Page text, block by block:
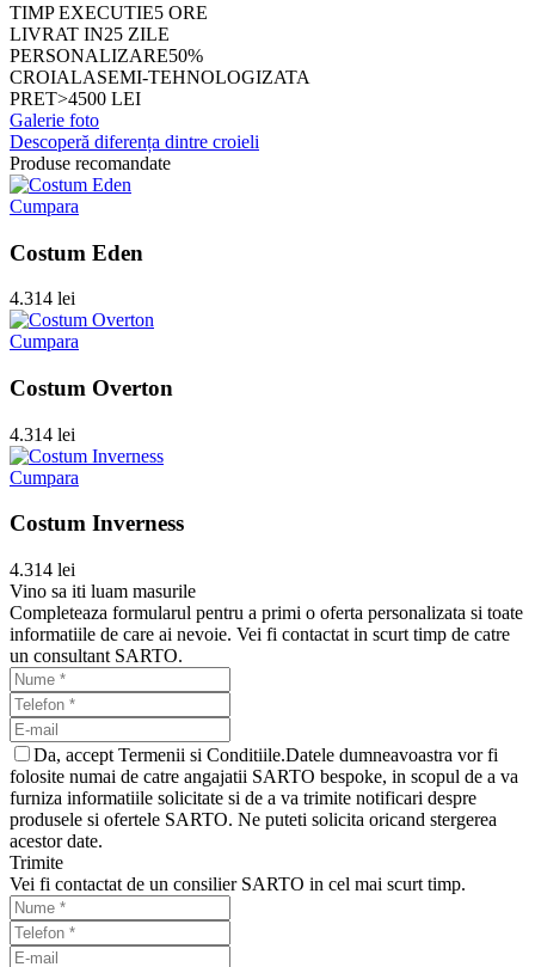
TIMP EXECUTIE5 ORE
LIVRAT IN25 ZILE
PERSONALIZARE50%
CROIALASEMI-TEHNOLOGIZATA
PRET>4500 LEI
Galerie foto
Descoperă diferența dintre croieli
Produse recomandate
Cumpara
Costum Eden
4.314 lei
Cumpara
Costum Overton
4.314 lei
Cumpara
Costum Inverness
4.314 lei
Vino sa iti luam masurile
Completeaza formularul pentru a primi o oferta personalizata si toate
informatiile de care ai nevoie. Vei fi contactat in scurt timp de catre
un consultant SARTO.
Da, accept Termenii si Conditiile.Datele dumneavoastra vor fi
folosite numai de catre angajatii SARTO bespoke, in scopul de a va
furniza informatiile solicitate si de a va trimite notificari despre
produsele si ofertele SARTO. Ne puteti solicita oricand stergerea
acestor date.
Trimite
Vei fi contactat de un consilier SARTO in cel mai scurt timp.